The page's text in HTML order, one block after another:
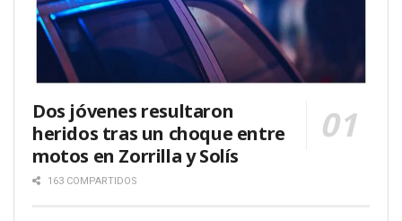
Dos jóvenes resultaron
heridos tras un choque entre
motos en Zorrilla y Solís
163 COMPARTIDOS